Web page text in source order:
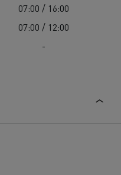
07:00 / 16:00
07:00 / 12:00
-